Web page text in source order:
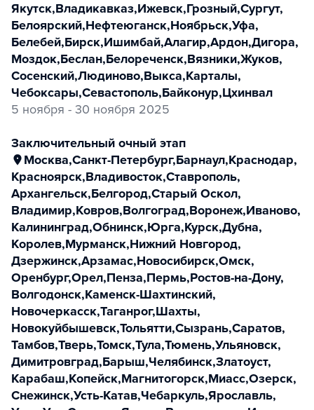
Якутск,Владикавказ,Ижевск,Грозный,Сургут,
Белоярский,Нефтеюганск,Ноябрьск,Уфа,
Белебей,Бирск,Ишимбай,Алагир,Ардон,Дигора,
Моздок,Беслан,Белореченск,Вязники,Жуков,
Сосенский,Людиново,Выкса,Карталы,
Чебоксары,Севастополь,Байконур,Цхинвал
5 ноября - 30 ноября 2025
заключительный очный этап
Москва,Санкт-Петербург,Барнаул,Краснодар,
Красноярск,Владивосток,Ставрополь,
Архангельск,Белгород,Старый Оскол,
Владимир,Ковров,Волгоград,Воронеж,Иваново,
Калининград,Обнинск,Юрга,Курск,Дубна,
Королев,Мурманск,Нижний Новгород,
Дзержинск,Арзамас,Новосибирск,Омск,
Оренбург,Орел,Пенза,Пермь,Ростов-на-Дону,
Волгодонск,Каменск-Шахтинский,
Новочеркасск,Таганрог,Шахты,
Новокуйбышевск,Тольятти,Сызрань,Саратов,
Тамбов,Тверь,Томск,Тула,Тюмень,Ульяновск,
Димитровград,Барыш,Челябинск,Златоуст,
Карабаш,Копейск,Магнитогорск,Миасс,Озерск,
Снежинск,Усть-Катав,Чебаркуль,Ярославль,